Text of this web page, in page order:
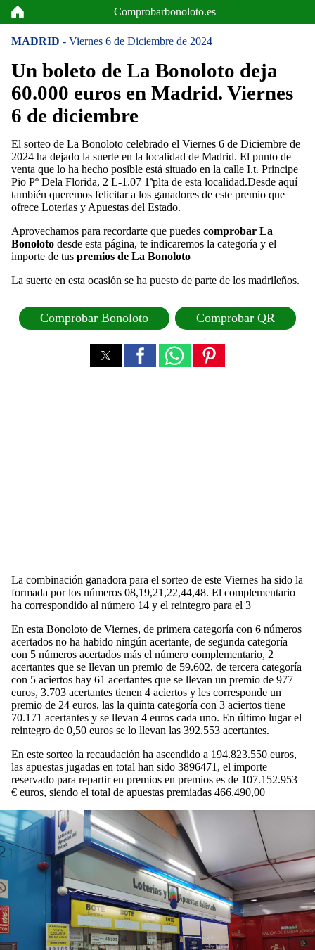
Comprobarbonoloto.es
MADRID - Viernes 6 de Diciembre de 2024
Un boleto de La Bonoloto deja
60.000 euros en Madrid. Viernes
6 de diciembre
El sorteo de La Bonoloto celebrado el Viernes 6 de Diciembre de
2024 ha dejado la suerte en la localidad de Madrid. El punto de
venta que lo ha hecho posible está situado en la calle I.t. Principe
Pio Pº Dela Florida, 2 L-1.07 1ªplta de esta localidad.Desde aquí
también queremos felicitar a los ganadores de este premio que
ofrece Loterías y Apuestas del Estado.
Aprovechamos para recordarte que puedes comprobar La
Bonoloto desde esta página, te indicaremos la categoría y el
importe de tus premios de La Bonoloto
La suerte en esta ocasión se ha puesto de parte de los madrileños.
Comprobar Bonoloto Comprobar QR
La combinación ganadora para el sorteo de este Viernes ha sido la
formada por los números 08,19,21,22,44,48. El complementario
ha correspondido al número 14 y el reintegro para el 3
En esta Bonoloto de Viernes, de primera categoría con 6 números
acertados no ha habido ningún acertante, de segunda categoría
con 5 números acertados más el número complementario, 2
acertantes que se llevan un premio de 59.602, de tercera categoría
con 5 aciertos hay 61 acertantes que se llevan un premio de 977
euros, 3.703 acertantes tienen 4 aciertos y les corresponde un
premio de 24 euros, las la quinta categoría con 3 aciertos tiene
70.171 acertantes y se llevan 4 euros cada uno. En último lugar el
reintegro de 0,50 euros se lo llevan las 392.553 acertantes.
En este sorteo la recaudación ha ascendido a 194.823.550 euros,
las apuestas jugadas en total han sido 3896471, el importe
reservado para repartir en premios en premios es de 107.152.953
€ euros, siendo el total de apuestas premiadas 466.490,00